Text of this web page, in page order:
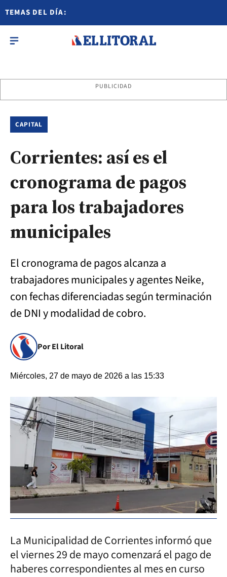
TEMAS DEL DÍA:
PUBLICIDAD
CAPITAL
Corrientes: así es el
cronograma de pagos
para los trabajadores
municipales
El cronograma de pagos alcanza a
trabajadores municipales y agentes Neike,
con fechas diferenciadas según terminación
de DNI y modalidad de cobro.
Por El Litoral
Miércoles, 27 de mayo de 2026 a las 15:33
La Municipalidad de Corrientes informó que
el viernes 29 de mayo comenzará el pago de
haberes correspondientes al mes en curso